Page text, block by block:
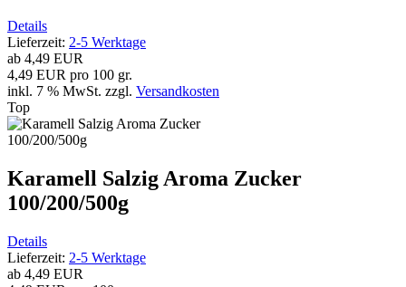
Details
Lieferzeit: 2-5 Werktage
ab 4,49 EUR
4,49 EUR pro 100 gr.
inkl. 7 % MwSt. zzgl. Versandkosten
Top
Karamell Salzig Aroma Zucker
100/200/500g
Details
Lieferzeit: 2-5 Werktage
ab 4,49 EUR